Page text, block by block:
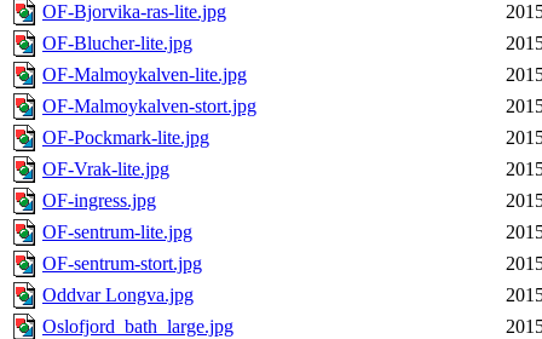
OF-Bjorvika-ras-lite.jpg
OF-Blucher-lite.jpg
OF-Malmoykalven-lite.jpg
OF-Malmoykalven-stort.jpg
OF-Pockmark-lite.jpg
OF-Vrak-lite.jpg
OF-ingress.jpg
OF-sentrum-lite.jpg
OF-sentrum-stort.jpg
Oddvar Longva.jpg
Oslofjord_bath_large.jpg